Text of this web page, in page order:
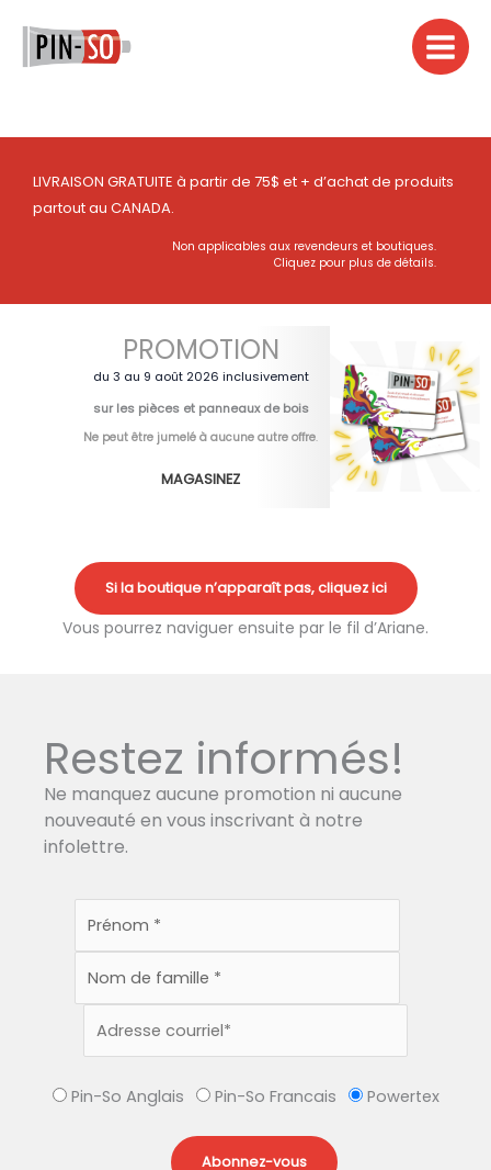
contenu
LIVRAISON GRATUITE à partir de 75$ et + d’achat de produits
partout au CANADA.
Non applicables aux revendeurs et boutiques.
Cliquez pour plus de détails.
PROMOTION
du 3 au 9 août 2026 inclusivement
sur les pièces et panneaux de bois
Ne peut être jumelé à aucune autre offre.
MAGASINEZ
Si la boutique n’apparaît pas, cliquez ici
Vous pourrez naviguer ensuite par le fil d’Ariane.
Restez informés!
Ne manquez aucune promotion ni aucune
nouveauté en vous inscrivant à notre
infolettre.
Pin-So Anglais Pin-So Francais Powertex